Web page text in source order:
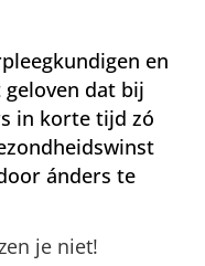
en
dat bij
in korte tijd zó
ánders te
je niet!